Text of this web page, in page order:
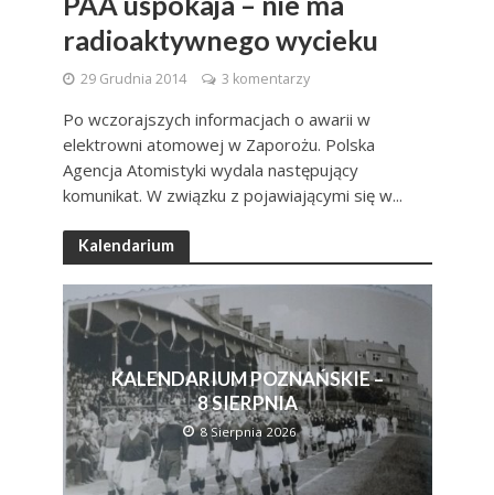
radioaktywnego wycieku
29 Grudnia 2014 3 komentarzy
Po wczorajszych informacjach o awarii w
elektrowni atomowej w Zaporożu. Polska
Agencja Atomistyki wydala następujący
komunikat. W związku z pojawiającymi się w...
Kalendarium
KALENDARIUM POZNAŃSKIE –
8 SIERPNIA
8 Sierpnia 2026